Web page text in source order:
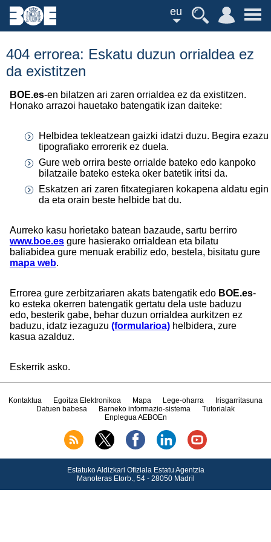
eu
404 errorea: Eskatu duzun orrialdea ez
da existitzen
BOE.es-en bilatzen ari zaren orrialdea ez da existitzen.
Honako arrazoi hauetako batengatik izan daiteke:
Helbidea tekleatzean gaizki idatzi duzu. Begira ezazu
tipografiako errorerik ez duela.
Gure web orrira beste orrialde bateko edo kanpoko
bilatzaile bateko esteka oker batetik iritsi da.
Eskatzen ari zaren fitxategiaren kokapena aldatu egin
da eta orain beste helbide bat du.
Aurreko kasu horietako batean bazaude, sartu berriro
www.boe.es gure hasierako orrialdean eta bilatu
baliabidea gure menuak erabiliz edo, bestela, bisitatu gure
mapa web.
Errorea gure zerbitzariaren akats batengatik edo BOE.es-
ko esteka okerren batengatik gertatu dela uste baduzu
edo, besterik gabe, behar duzun orrialdea aurkitzen ez
baduzu, idatz iezaguzu (formularioa) helbidera, zure
kasua azalduz.
Eskerrik asko.
Kontaktua Egoitza Elektronikoa Mapa Lege-oharra
Irisgarritasuna
Datuen babesa
Barneko informazio-sistema
Tutorialak
Enplegua AEBOEn
Estatuko Aldizkari Ofiziala Estatu Agentzia
Manoteras Etorb., 54 - 28050 Madril